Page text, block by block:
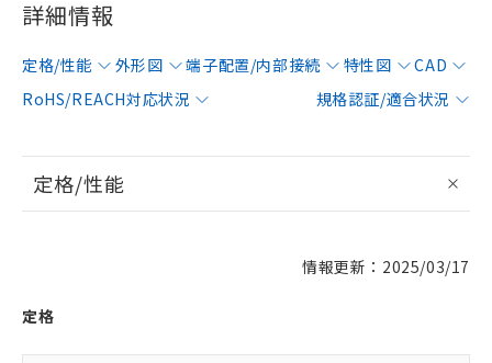
詳細情報
定格/性能 外形図 端子配置/内部接続 特性図
CAD
RoHS/REACH対応状況
規格認証/適合状況
定格/性能
情報更新：2025/03/17
定格